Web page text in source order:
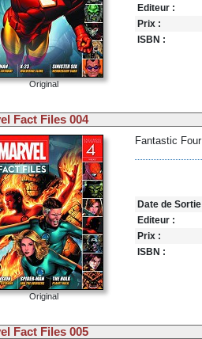
Original
Editeur :
Prix :
ISBN :
Fact Files 004
Original
Fantastic Four
Date de
Editeur :
Prix :
ISBN :
Fact Files 005